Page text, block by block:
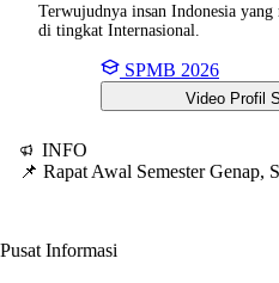
Terwujudnya insan Indonesia
di tingkat Internasional.
SPMB 2026
Video Profil
INFO
📌 Rapat Awal Semester
Pusat Informasi